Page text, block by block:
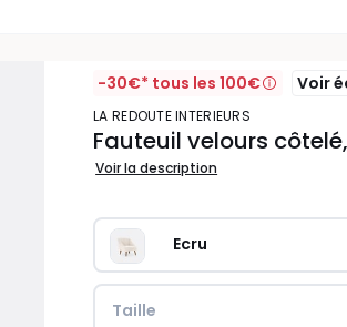
-30€* tous les 100€ Voir
LA REDOUTE INTERIEURS
Fauteuil velours
Voir la description
Ecru
Taille